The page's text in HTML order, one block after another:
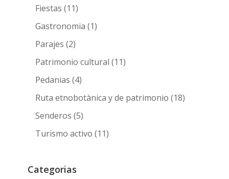
Fiestas (11)
Gastronomia (1)
Parajes (2)
Patrimonio cultural (11)
Pedanias (4)
Ruta etnobotànica y de patrimonio (18)
Senderos (5)
Turismo activo (11)
Categorias